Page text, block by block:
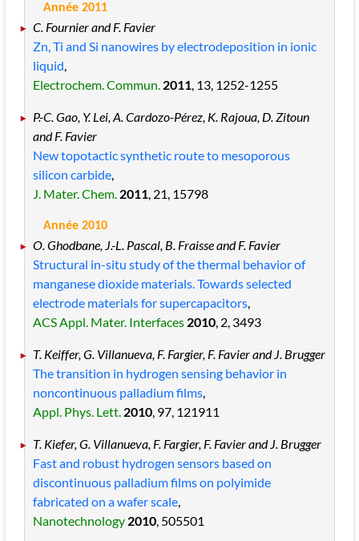
Année 2011
C. Fournier and F. Favier
Zn, Ti and Si nanowires by electrodeposition in ionic
liquid,
Electrochem. Commun.2011, 13, 1252-1255
P.-C. Gao, Y. Lei, A. Cardozo-Pérez, K. Rajoua, D. Zitoun
and F. Favier
New topotactic synthetic route to mesoporous
silicon carbide,
J. Mater. Chem.2011, 21, 15798
Année 2010
O. Ghodbane, J.-L. Pascal, B. Fraisse and F. Favier
Structural in-situ study of the thermal behavior of
manganese dioxide materials. Towards selected
electrode materials for supercapacitors,
ACS Appl. Mater. Interfaces2010, 2, 3493
T. Keiffer, G. Villanueva, F. Fargier, F. Favier and J. Brugger
The transition in hydrogen sensing behavior in
noncontinuous palladium films,
Appl. Phys. Lett.2010, 97, 121911
T. Kiefer, G. Villanueva, F. Fargier, F. Favier and J. Brugger
Fast and robust hydrogen sensors based on
discontinuous palladium films on polyimide
fabricated on a wafer scale,
Nanotechnology2010, 505501